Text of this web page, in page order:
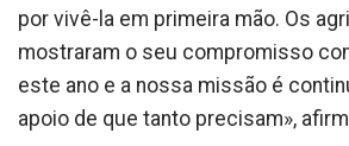
por vivê-la em primeira mão. Os
mostraram o seu compromisso
este ano e a nossa missão é
apoio de que tanto precisam»,